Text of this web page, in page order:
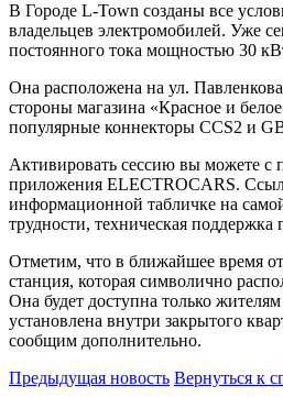
В Городе L-Town созданы все
владельцев электромобилей. Уже
постоянного тока мощностью 30
Она расположена на ул.
стороны магазина «Красное и
популярные коннекторы CCS2 и
Активировать сессию вы можете
приложения ELECTROCARS.
информационной табличке на
трудности, техническая поддержка
Отметим, что в ближайшее время
станция, которая символично
Она будет доступна только
установлена внутри закрытого
сообщим дополнительно.
Предыдущая новость Вернуться к